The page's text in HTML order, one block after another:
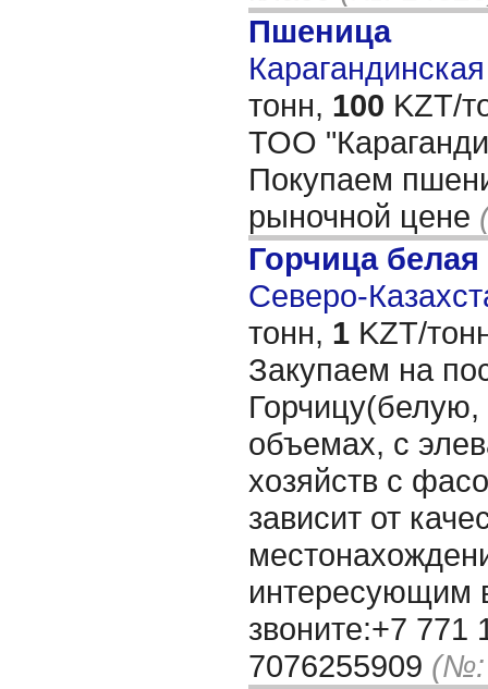
Пшеница
тонн, 100 KZT/
ТОО
Покупаем
рыночной цене
Горчица белая
Северо-
тонн, 1 KZT/
Закупаем на
объемах, с
хозяйств с
зависит от
интересующим
звоните:+7 771
7076255909 (№: